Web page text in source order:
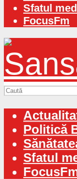
Sfatul
FocusFm
Politică
Sfatul